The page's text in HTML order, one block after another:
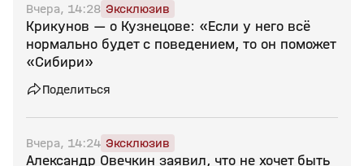
Вчера, 14:28 Эксклюзив
Крикунов — о Кузнецове: «Если у него всё
нормально будет с поведением, то он поможет
«Сибири»
Поделиться
Вчера, 14:24 Эксклюзив
Александр Овечкин заявил, что не хочет быть